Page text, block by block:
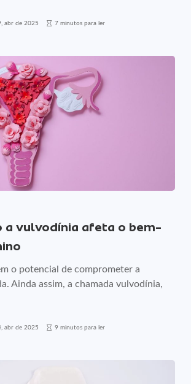
abr de 2025 7 minutos para ler
a vulvodínia afeta o bem-
o potencial de comprometer a
Ainda assim, a chamada vulvodínia,
abr de 2025 9 minutos para ler